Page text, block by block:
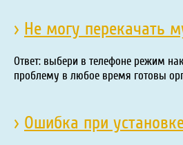
› Не могу перекачать
Ответ: выбери в телефоне режим
проблему в любое время готовы
› Ошибка при